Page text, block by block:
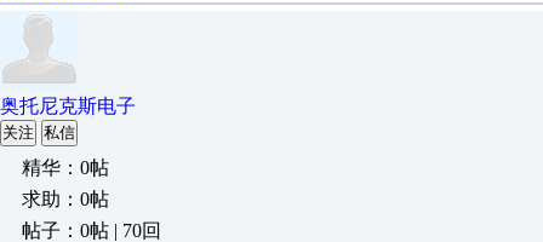
奥托尼克斯电子
关注 私信
精华：0帖
求助：0帖
帖子：0帖 | 70回